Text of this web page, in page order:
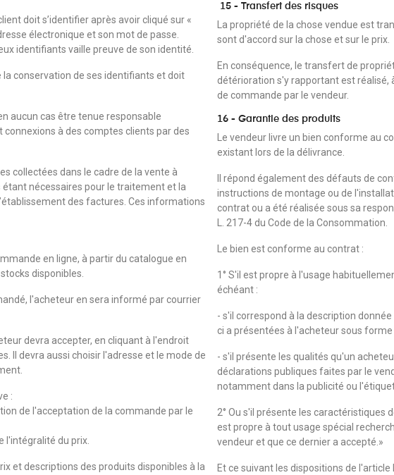
doit s’identifier après avoir cliqué sur «
électronique et son mot de passe.
identifiants vaille preuve de son identité.
la conservation de ses identifiants et doit
aucun cas être tenue responsable
connexions à des comptes clients par des
collectées dans le cadre de la vente à
nécessaires pour le traitement et la
des factures. Ces informations
en ligne, à partir du catalogue en
disponibles.
l'acheteur en sera informé par courrier
devra accepter, en cliquant à l'endroit
Il devra aussi choisir l'adresse et le mode de
:
de l'acceptation de la commande par le
l'intégralité du prix.
et descriptions des produits disponibles à la
15 - Transfert des risques
La propriété de la chose vendue est
sont d'accord sur la chose et sur le prix.
En conséquence, le transfert de
détérioration s'y rapportant est réalisé,
de commande par le vendeur.
16 - Garantie des produits
Le vendeur livre un bien conforme au
existant lors de la délivrance.
Il répond également des défauts de
instructions de montage ou de
contrat ou a été réalisée sous sa
L. 217-4 du Code de la Consommation.
Le bien est conforme au contrat :
1° S'il est propre à l'usage
échéant :
- s'il correspond à la description
ci a présentées à l'acheteur sous
- s'il présente les qualités qu'un
déclarations publiques faites par le
notamment dans la publicité ou
2° Ou s'il présente les caractéristiques
est propre à tout usage spécial
vendeur et que ce dernier a accepté.»
Et ce suivant les dispositions de